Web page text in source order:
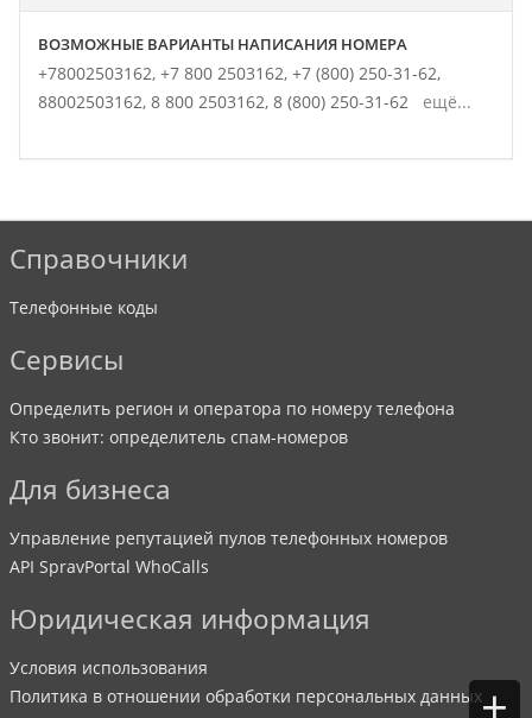
ВОЗМОЖНЫЕ ВАРИАНТЫ НАПИСАНИЯ НОМЕРА
+78002503162, +7 800 2503162, +7 (800) 250-31-62,
88002503162, 8 800 2503162, 8 (800) 250-31-62 ещё...
Справочники
Телефонные коды
Сервисы
Определить регион и оператора по номеру телефона
Кто звонит: определитель спам-номеров
Для бизнеса
Управление репутацией пулов телефонных номеров
API SpravPortal WhoCalls
Юридическая информация
Условия использования
Политика в отношении обработки персональных данных